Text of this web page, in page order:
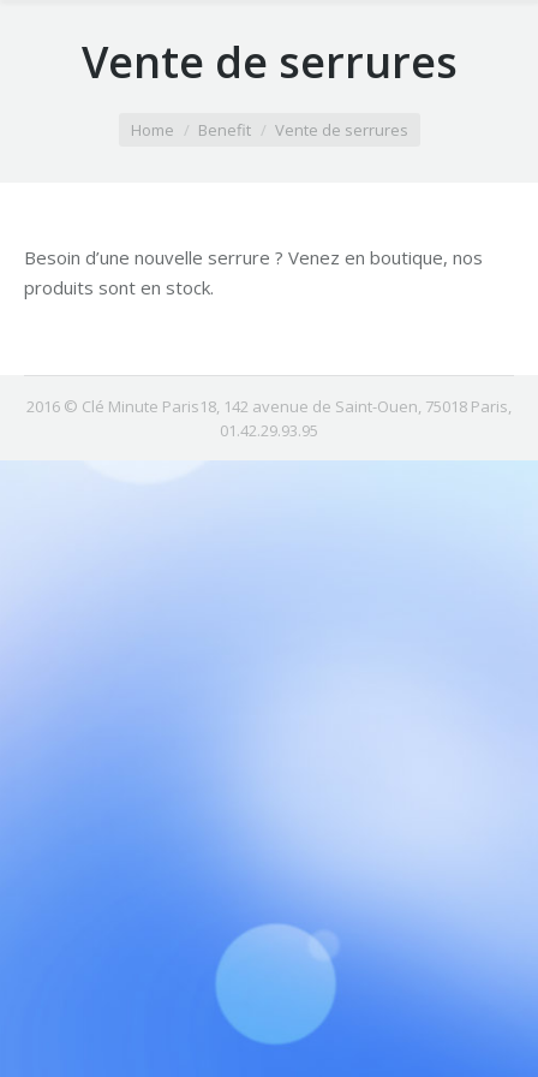
Vente de serrures
Home Benefit Vente de serrures
Besoin d’une nouvelle serrure ? Venez en boutique, nos
produits sont en stock.
2016 © Clé Minute Paris18, 142 avenue de Saint-Ouen, 75018 Paris,
01.42.29.93.95